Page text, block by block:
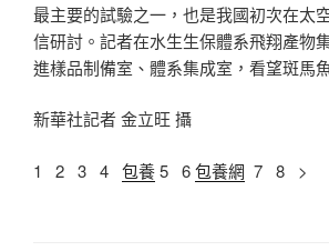
最主要的試驗之一，也是我國初次在太
信研討。記者在水生生保體系飛翔產物
進樣品制備室、體系集成室，看望斑馬魚
新華社記者 金立旺 攝
1 2 3 4 包養5 6包養網 7 8 >